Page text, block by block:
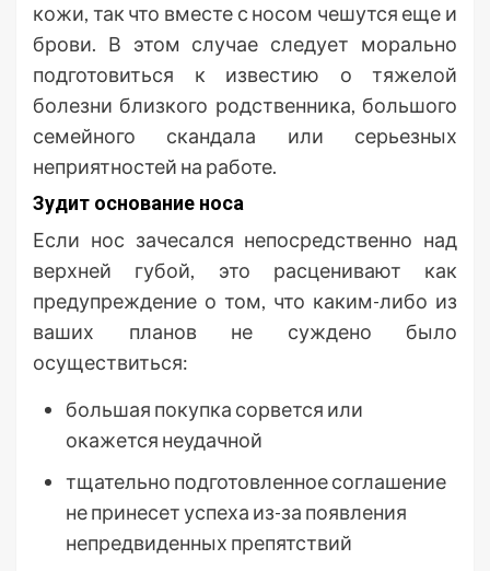
кожи, так что вместе с носом чешутся еще и
брови. В этом случае следует морально
подготовиться к известию о тяжелой
болезни близкого родственника, большого
семейного скандала или серьезных
неприятностей на работе.
Зудит основание носа
Если нос зачесался непосредственно над
верхней губой, это расценивают как
предупреждение о том, что каким-либо из
ваших планов не суждено было
осуществиться:
большая покупка сорвется или
окажется неудачной
тщательно подготовленное соглашение
не принесет успеха из-за появления
непредвиденных препятствий